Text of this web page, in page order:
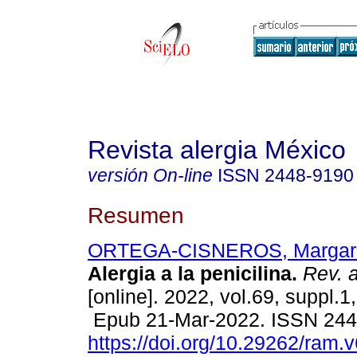
Revista alergia México
versión On-line ISSN 2448-9190
Resumen
ORTEGA-CISNEROS,
Alergia a la penicilina. Rev.
[online]. 2022, vol.69,
Epub 21-Mar-2022. ISSN
https://doi.org/10.29262/